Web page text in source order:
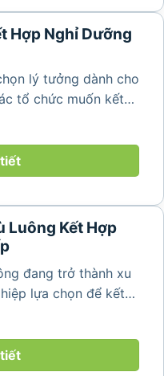
Hợp Nghỉ Dưỡng
lý tưởng dành cho
tổ chức muốn kết
tổ chức các hoạt
Luông Kết Hợp
đang trở thành xu
lựa chọn để kết
lượng và xây
vì những chuyến du